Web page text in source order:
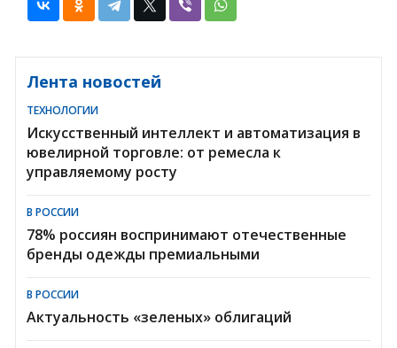
Лента новостей
ТЕХНОЛОГИИ
Искусственный интеллект и автоматизация в
ювелирной торговле: от ремесла к
управляемому росту
В РОССИИ
78% россиян воспринимают отечественные
бренды одежды премиальными
В РОССИИ
Актуальность «зеленых» облигаций